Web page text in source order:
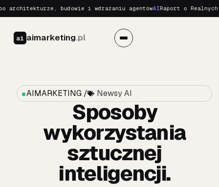
budowie i wdrażaniu agentówAIRaport o Realnych
ai aimarketing.pl
AIMARKETING / Newsy AI
Sposoby
wykorzystania
sztucznej
inteligencji.